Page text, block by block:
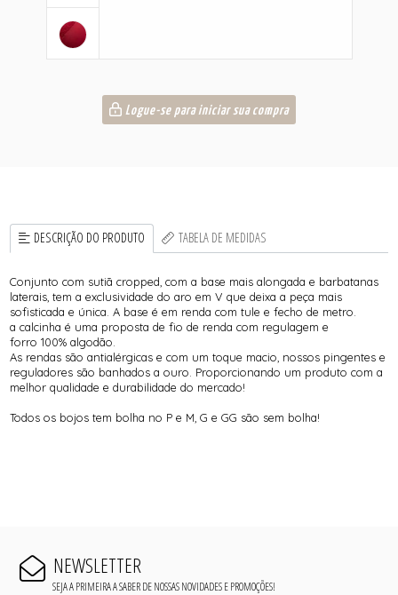
Logue-se para iniciar sua compra
DESCRIÇÃO DO PRODUTO TABELA DE MEDIDAS
Conjunto com sutiã cropped, com a base mais alongada e barbatanas
laterais, tem a exclusividade do aro em V que deixa a peça mais
sofisticada e única. A base é em renda com tule e fecho de metro.
a calcinha é uma proposta de fio de renda com regulagem e
forro 100% algodão.
As rendas são antialérgicas e com um toque macio, nossos pingentes e
reguladores são banhados a ouro. Proporcionando um produto com a
melhor qualidade e durabilidade do mercado!
Todos os bojos tem bolha no P e M, G e GG são sem bolha!
NEWSLETTER
SEJA A PRIMEIRA A SABER DE NOSSAS NOVIDADES E PROMOÇÕES!